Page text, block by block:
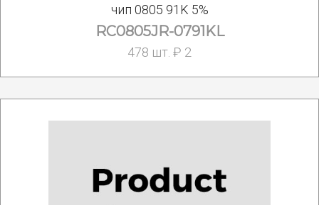
чип 0805 91K 5%
RC0805JR-0791KL
478 шт. ₽ 2